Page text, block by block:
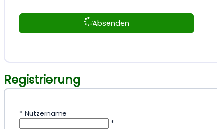
Absenden
Registrierung
* Nutzername
*